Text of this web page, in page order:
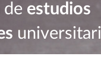
de estudios